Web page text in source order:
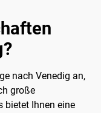
nach Venedig an,
große
bietet Ihnen eine